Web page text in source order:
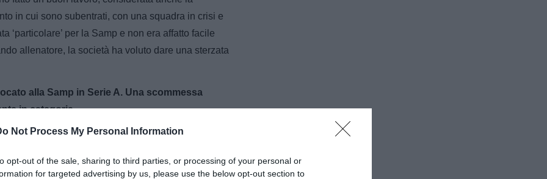
Not Process My Personal Information
opt-out of the sale, sharing to third parties, or processing of your personal or
for targeted advertising by us, please use the below opt-out section to
in cui sono subentrati, con una squadra in crisi e
‘particolare’ per la Samp e non era affatto facile
allenatore, la società ha voluto dare una sterzata
alla Samp in Serie A. Una scommessa
in categoria.
in C, poi ha incontrato qualche difficoltà in Grecia.
allenatore. Detto questo, è un giovane ambizioso,
Può fare bene. L’importante è che i ragazzi lo